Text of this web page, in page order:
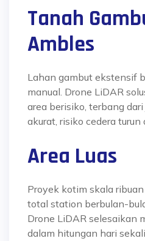
Tanah
Ambles
Lahan gambut ekstensif
manual. Drone LiDAR
area berisiko, terbang
akurat, risiko cedera turun
Area Luas
Proyek kotim skala
total station berbulan-
Drone LiDAR selesaikan
dalam hitungan hari